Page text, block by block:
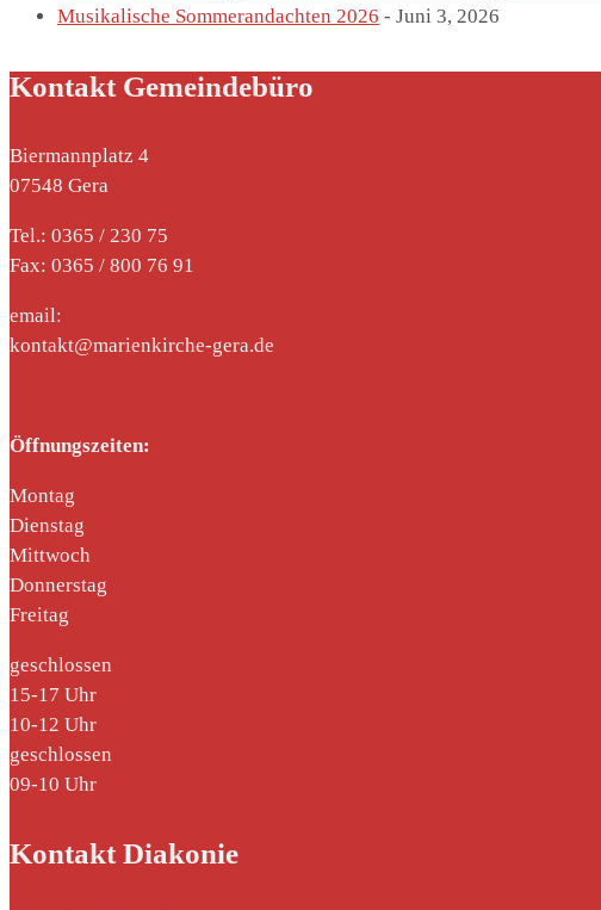
Musikalische Sommerandachten 2026 - Juni 3, 2026
Kontakt Gemeindebüro
Biermannplatz 4
07548 Gera
Tel.: 0365 / 230 75
Fax: 0365 / 800 76 91
email:
kontakt@marienkirche-gera.de
Öffnungszeiten:
Montag
Dienstag
Mittwoch
Donnerstag
Freitag
geschlossen
15-17 Uhr
10-12 Uhr
geschlossen
09-10 Uhr
Kontakt Diakonie